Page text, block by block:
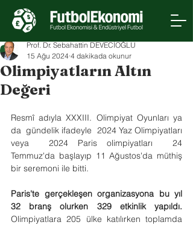
Olimpiyatların Altın
Değeri
Prof. Dr. Sebahattin DEVECİOĞLU
15 Ağu 2024 4 dakikada okunur
Resmî adıyla XXXIII. Olimpiyat Oyunları ya
da  gündelik ifadeyle  2024 Yaz Olimpiyatları
veya  2024 Paris olimpiyatları  24
Temmuz'da başlayıp 11 Ağustos'da müthiş
bir seremoni ile bitti.
Paris'te gerçekleşen organizasyona bu yıl
32 branş olurken 329 etkinlik yapıldı.
Olimpiyatlara 205 ülke katılırken toplamda